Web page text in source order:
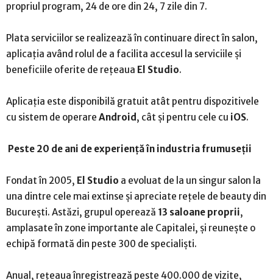
propriul program, 24 de ore din 24, 7 zile din 7.
Plata serviciilor se realizează în continuare direct în salon,
aplicația având rolul de a facilita accesul la serviciile și
beneficiile oferite de rețeaua El Studio.
Aplicația este disponibilă gratuit atât pentru dispozitivele
cu sistem de operare Android , cât și pentru cele cu iOS.
Peste 20 de ani de experiență în industria frumuseții
Fondat în 2005, El Studio a evoluat de la un singur salon la
una dintre cele mai extinse și apreciate rețele de beauty din
București. Astăzi, grupul operează 13 saloane proprii,
amplasate în zone importante ale Capitalei, și reunește o
echipă formată din peste 300 de specialiști.
Anual, rețeaua înregistrează peste 400.000 de vizite,